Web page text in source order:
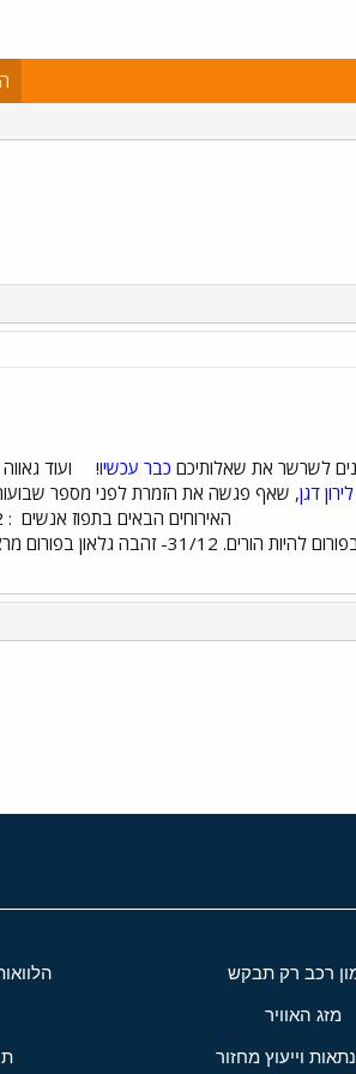
כבר עכשיו!
ועוד
לירון דגן
האירוחים הבאים בתפוז אנשים
רכב רק תבקש
מזג האוויר
וייעוץ מחזור